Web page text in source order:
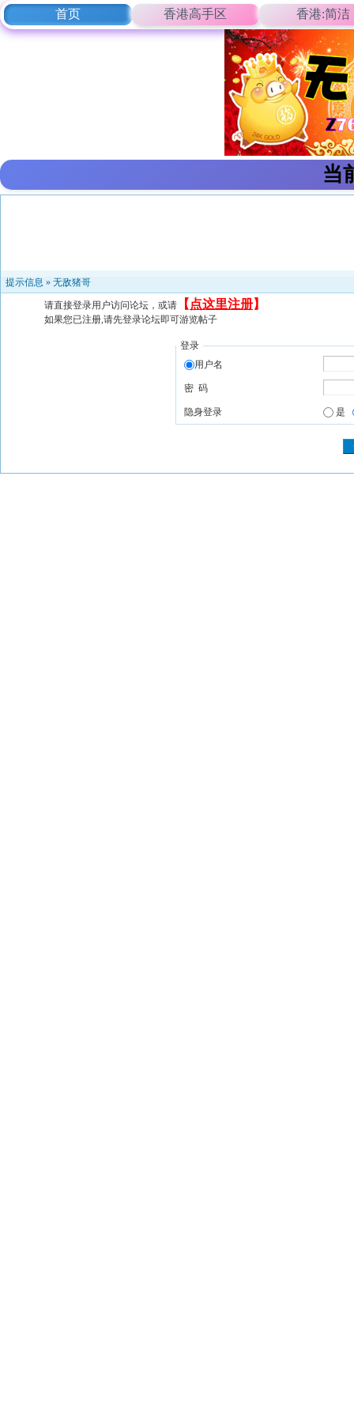
首页 香港高手区 香港:简洁
当
提示信息 » 无敌猪哥
请直接登录用户访问论坛，或请 【 点这里注册】
如果您已注册,请先登录论坛即可游览帖子
登录
用户名
密 码
隐身登录 是